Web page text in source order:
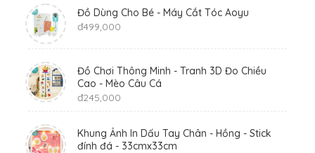
Đồ Dùng Cho Bé - Máy Cắt Tóc Aoyu
đ499,000
Đồ Chơi Thông Minh - Tranh 3D Đo Chiều
Cao - Mèo Câu Cá
đ245,000
Khung Ảnh In Dấu Tay Chân - Hồng - Stick
đính đá - 33cmx33cm